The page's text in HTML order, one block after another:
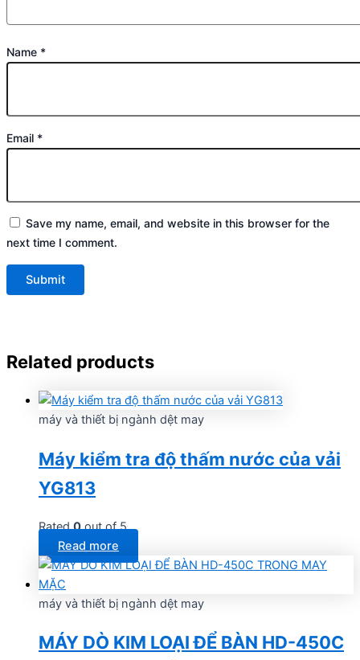
Name *
Email *
Save my name, email, and website in this browser for the
next time I comment.
Related products
máy và thiết bị ngành dệt may
Máy kiểm tra độ thấm nước của vải
YG813
Rated0out of 5
Read more
máy và thiết bị ngành dệt may
MÁY DÒ KIM LOẠI ĐỂ BÀN HD-450C